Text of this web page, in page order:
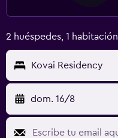
2 huéspedes, 1 habitación
Kovai Residency
dom. 16/8